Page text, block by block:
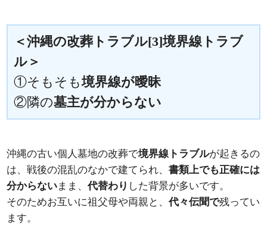
＜沖縄の改葬トラブル[3]境界線トラブ
ル＞
①そもそも境界線が曖昧
②隣の墓主が分からない
沖縄の古い個人墓地の改葬で境界線トラブルが起きるの
は、戦後の混乱のなかで建てられ、書類上でも正確には
分からないまま、代替わり した背景が多いです。
そのためお互いに祖父母や両親と、代々伝聞で残ってい
ます。